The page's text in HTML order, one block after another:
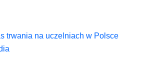
trwania na uczelniach w Polsce